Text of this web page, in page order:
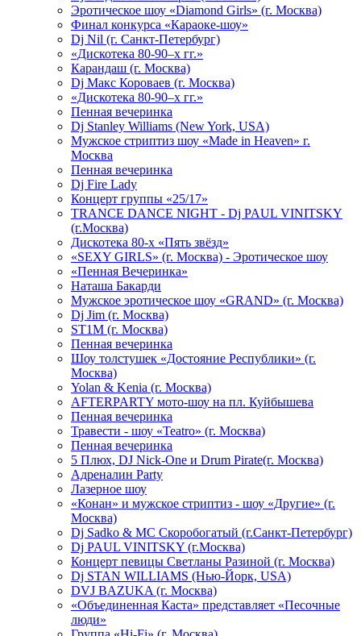
Эротическое шоу «Diamond Girls» (г. Москва)
Финал конкурса «Караоке-шоу»
Dj Nil (г. Санкт-Петербург)
«Дискотека 80-90–х гг.»
Карандаш (г. Москва)
Dj Макс Короваев (г. Москва)
«Дискотека 80-90–х гг.»
Пенная вечеринка
Dj Stanley Williams (New York, USA)
Мужское стриптиз шоу «Made in Heaven» г.
Москва
Пенная вечеринка
Dj Fire Lady
Концерт группы «25/17»
TRANCE DANCE NIGHT - Dj PAUL VINITSKY
(г.Москва)
Дискотека 80-х «Пять звёзд»
«SEXY GIRLS» (г. Москва) - Эротическое шоу
«Пенная Вечеринка»
Hаташа Бакарди
Мужское эротическое шоу «GRAND» (г. Москва)
Dj Jim (г. Москва)
ST1M (г. Москва)
Пенная вечеринка
Шоу толстушек «Достояние Республики» (г.
Москва)
Yolan & Kenia (г. Москва)
AFTERPARTY мото-шоу на пл. Куйбышева
Пенная вечеринка
Травести - шоу «Teatro» (г. Москва)
Пенная вечеринка
5 Плюх, DJ Nick-One и Drum Pirate(г. Москва)
Адреналин Party
Лазерное шоу
«Конан» и мужское стриптиз - шоу «Другие» (г.
Москва)
Dj Sadko & МС Скоробогатый (г.Санкт-Петербург)
Dj PAUL VINITSKY (г.Москва)
Концерт певицы Светланы Разиной (г. Москва)
Dj STAN WILLIAMS (Нью-Йорк, USA)
DVJ BAZUKA (г. Москва)
«Объединенная Каста» представляет «Песочные
люди»